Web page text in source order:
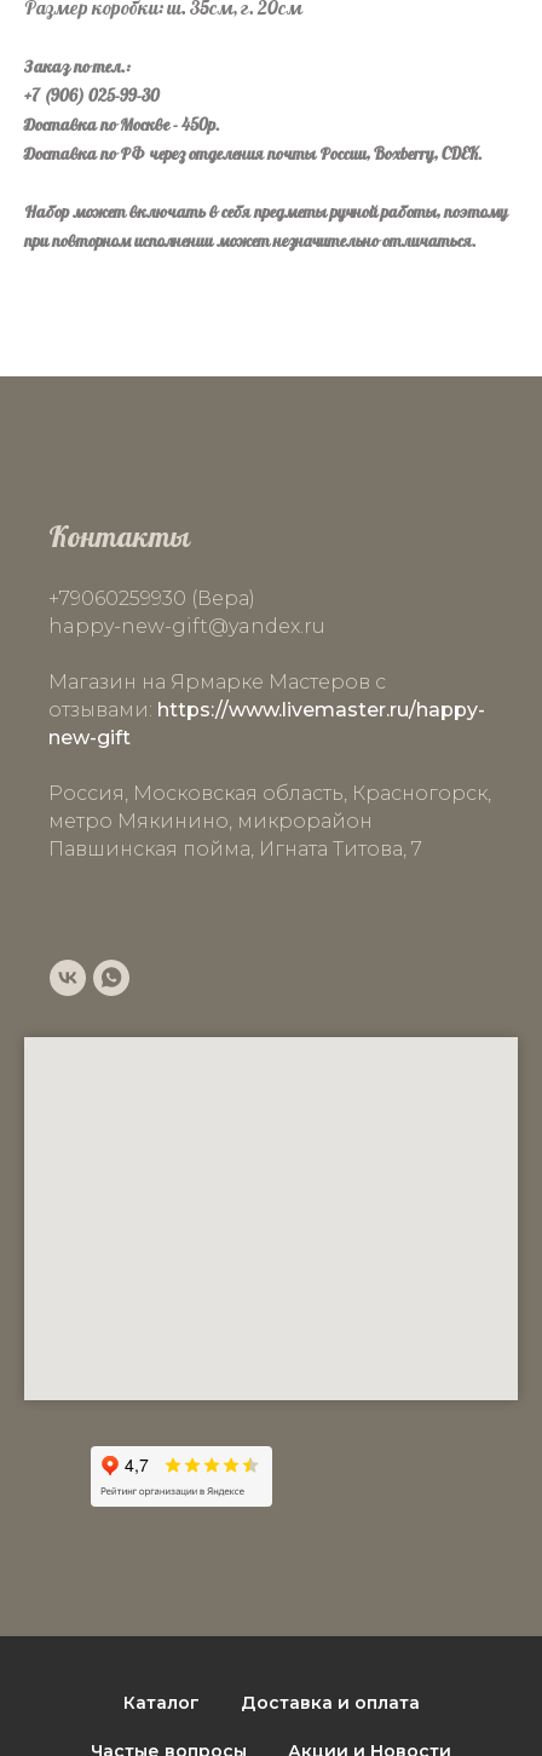
Размер коробки: ш. 35см, г. 20см
Заказ по тел.:
+7 (906) 025-99-30
Доставка по Москве - 450р.
Доставка по РФ через отделения почты России, Boxberry, CDEK.
Набор может включать в себя предметы ручной работы, поэтому
при повторном исполнении может незначительно отличаться.
Контакты
+79060259930 (Вера)
happy-new-gift@yandex.ru
Магазин на Ярмарке Мастеров с
отзывами: https://www.livemaster.ru/happy-
new-gift
Россия, Московская область, Красногорск,
метро Мякинино, микрорайон
Павшинская пойма, Игната Титова, 7
Каталог Доставка и оплата
Частые вопросы Акции и Новости